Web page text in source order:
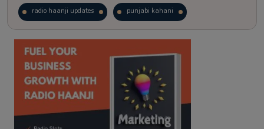
radio haanji updates punjabi kahani
kitaab kahani punjabi story